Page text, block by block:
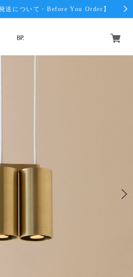
送について・Before You Order】